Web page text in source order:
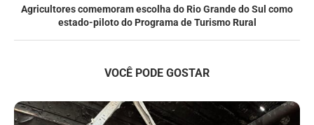
Agricultores comemoram escolha do Rio Grande do Sul como
estado-piloto do Programa de Turismo Rural
VOCÊ PODE GOSTAR